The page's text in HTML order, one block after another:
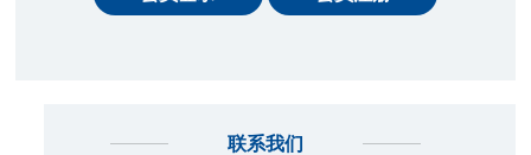
联系我们